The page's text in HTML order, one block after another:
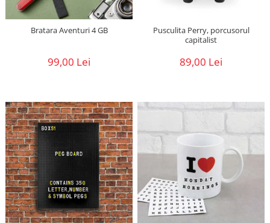
Bratara Aventuri 4 GB
99,00 Lei
Pusculita Perry, porcusorul
capitalist
89,00 Lei